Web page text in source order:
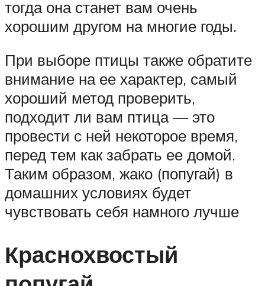
тогда она станет вам очень
хорошим другом на многие годы.
При выборе птицы также обратите
внимание на ее характер, самый
хороший метод проверить,
подходит ли вам птица — это
провести с ней некоторое время,
перед тем как забрать ее домой.
Таким образом, жако (попугай) в
домашних условиях будет
чувствовать себя намного лучше
Краснохвостый